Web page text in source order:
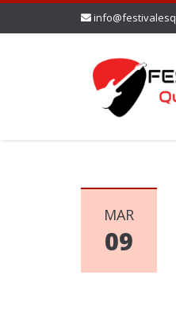
MAR
09